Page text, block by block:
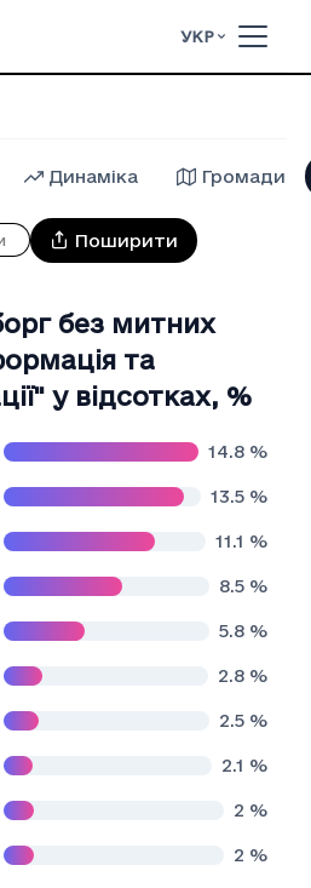
УКР
Динаміка Громади
Поширити
без митних
та
у відсотках, %
14.8 %
13.5 %
11.1 %
8.5 %
5.8 %
2.8 %
2.5 %
2.1 %
2 %
2 %